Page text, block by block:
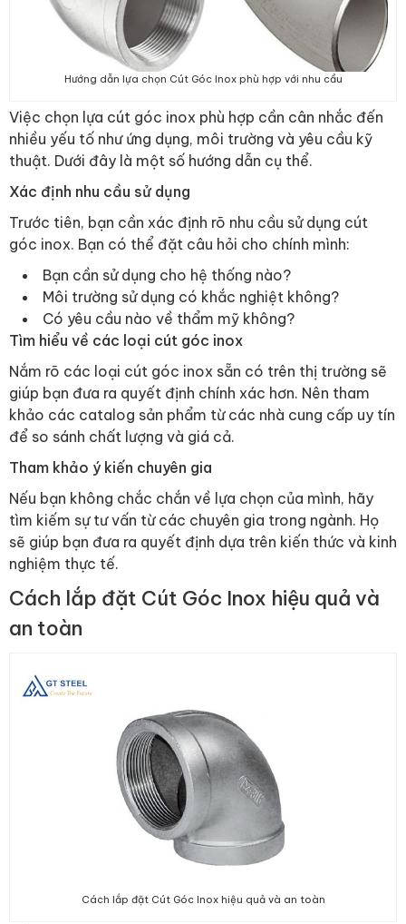
Hướng dẫn lựa chọn Cút Góc Inox phù hợp với nhu cầu
Việc chọn lựa cút góc inox phù hợp cần cân nhắc đến
nhiều yếu tố như ứng dụng, môi trường và yêu cầu kỹ
thuật. Dưới đây là một số hướng dẫn cụ thể.
Xác định nhu cầu sử dụng
Trước tiên, bạn cần xác định rõ nhu cầu sử dụng cút
góc inox. Bạn có thể đặt câu hỏi cho chính mình:
Bạn cần sử dụng cho hệ thống nào?
Môi trường sử dụng có khắc nghiệt không?
Có yêu cầu nào về thẩm mỹ không?
Tìm hiểu về các loại cút góc inox
Nắm rõ các loại cút góc inox sẵn có trên thị trường sẽ
giúp bạn đưa ra quyết định chính xác hơn. Nên tham
khảo các catalog sản phẩm từ các nhà cung cấp uy tín
để so sánh chất lượng và giá cả.
Tham khảo ý kiến chuyên gia
Nếu bạn không chắc chắn về lựa chọn của mình, hãy
tìm kiếm sự tư vấn từ các chuyên gia trong ngành. Họ
sẽ giúp bạn đưa ra quyết định dựa trên kiến thức và kinh
nghiệm thực tế.
Cách lắp đặt Cút Góc Inox hiệu quả và
an toàn
Cách lắp đặt Cút Góc Inox hiệu quả và an toàn